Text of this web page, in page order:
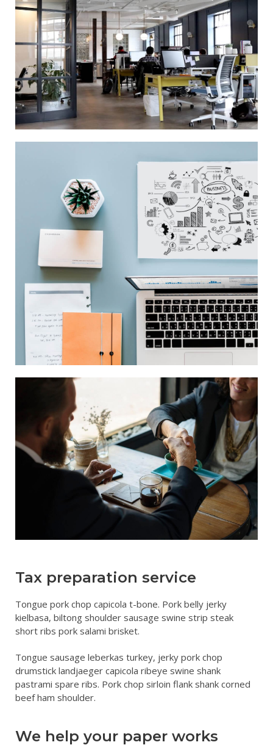
Contacto
Tax preparation service
Tongue pork chop capicola t-bone. Pork belly jerky
kielbasa, biltong shoulder sausage swine strip steak
short ribs pork salami brisket.
Tongue sausage leberkas turkey, jerky pork chop
drumstick landjaeger capicola ribeye swine shank
pastrami spare ribs. Pork chop sirloin flank shank corned
beef ham shoulder.
We help your paper works